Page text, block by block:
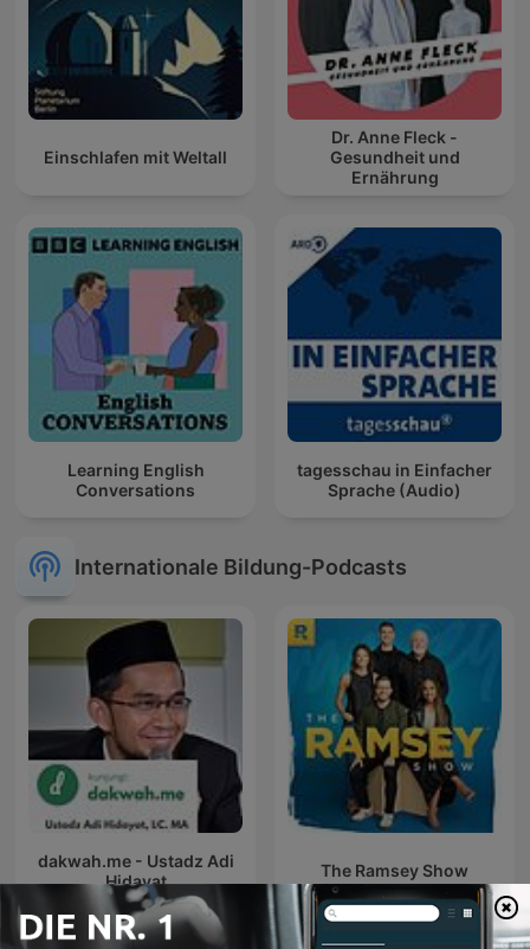
Einschlafen mit Weltall
Dr. Anne Fleck -
Gesundheit und
Ernährung
Learning English
Conversations
tagesschau in Einfacher
Sprache (Audio)
Internationale Bildung-Podcasts
dakwah.me - Ustadz Adi
Hidayat
The Ramsey Show